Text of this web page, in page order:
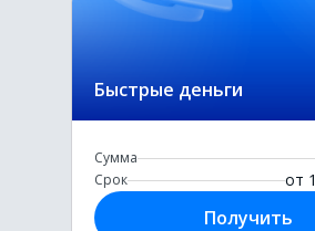
Быстрые деньги
Сумма
Срок от 1
Получить